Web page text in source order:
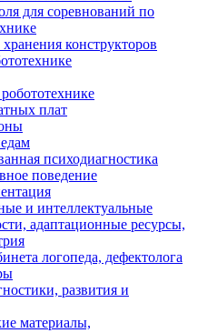
для соревнований по
конструкторов
плат
психодиагностика
поведение
и интеллектуальные
адаптационные ресурсы,
логопеда, дефектолога
развития и
материалы,